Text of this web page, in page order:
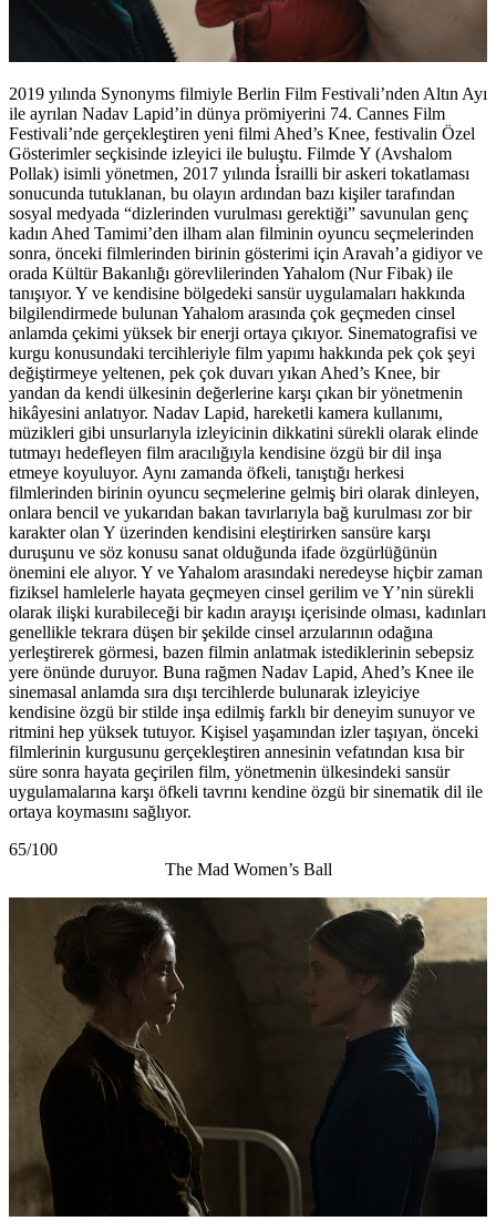
2019 yılında Synonyms filmiyle Berlin Film Festivali’nden Altın Ayı
ile ayrılan Nadav Lapid’in dünya prömiyerini 74. Cannes Film
Festivali’nde gerçekleştiren yeni filmi Ahed’s Knee, festivalin Özel
Gösterimler seçkisinde izleyici ile buluştu. Filmde Y (Avshalom
Pollak) isimli yönetmen, 2017 yılında İsrailli bir askeri tokatlaması
sonucunda tutuklanan, bu olayın ardından bazı kişiler tarafından
sosyal medyada “dizlerinden vurulması gerektiği” savunulan genç
kadın Ahed Tamimi’den ilham alan filminin oyuncu seçmelerinden
sonra, önceki filmlerinden birinin gösterimi için Aravah’a gidiyor ve
orada Kültür Bakanlığı görevlilerinden Yahalom (Nur Fibak) ile
tanışıyor. Y ve kendisine bölgedeki sansür uygulamaları hakkında
bilgilendirmede bulunan Yahalom arasında çok geçmeden cinsel
anlamda çekimi yüksek bir enerji ortaya çıkıyor. Sinematografisi ve
kurgu konusundaki tercihleriyle film yapımı hakkında pek çok şeyi
değiştirmeye yeltenen, pek çok duvarı yıkan Ahed’s Knee, bir
yandan da kendi ülkesinin değerlerine karşı çıkan bir yönetmenin
hikâyesini anlatıyor. Nadav Lapid, hareketli kamera kullanımı,
müzikleri gibi unsurlarıyla izleyicinin dikkatini sürekli olarak elinde
tutmayı hedefleyen film aracılığıyla kendisine özgü bir dil inşa
etmeye koyuluyor. Aynı zamanda öfkeli, tanıştığı herkesi
filmlerinden birinin oyuncu seçmelerine gelmiş biri olarak dinleyen,
onlara bencil ve yukarıdan bakan tavırlarıyla bağ kurulması zor bir
karakter olan Y üzerinden kendisini eleştirirken sansüre karşı
duruşunu ve söz konusu sanat olduğunda ifade özgürlüğünün
önemini ele alıyor. Y ve Yahalom arasındaki neredeyse hiçbir zaman
fiziksel hamlelerle hayata geçmeyen cinsel gerilim ve Y’nin sürekli
olarak ilişki kurabileceği bir kadın arayışı içerisinde olması, kadınları
genellikle tekrara düşen bir şekilde cinsel arzularının odağına
yerleştirerek görmesi, bazen filmin anlatmak istediklerinin sebepsiz
yere önünde duruyor. Buna rağmen Nadav Lapid, Ahed’s Knee ile
sinemasal anlamda sıra dışı tercihlerde bulunarak izleyiciye
kendisine özgü bir stilde inşa edilmiş farklı bir deneyim sunuyor ve
ritmini hep yüksek tutuyor. Kişisel yaşamından izler taşıyan, önceki
filmlerinin kurgusunu gerçekleştiren annesinin vefatından kısa bir
süre sonra hayata geçirilen film, yönetmenin ülkesindeki sansür
uygulamalarına karşı öfkeli tavrını kendine özgü bir sinematik dil ile
ortaya koymasını sağlıyor.
65/100
The Mad Women’s Ball